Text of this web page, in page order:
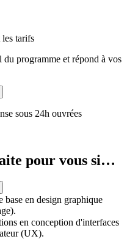
les tarifs
programme et répond à vos
sous 24h ouvrées
pour vous si…
base en design graphique
en conception d'interfaces
(UX).